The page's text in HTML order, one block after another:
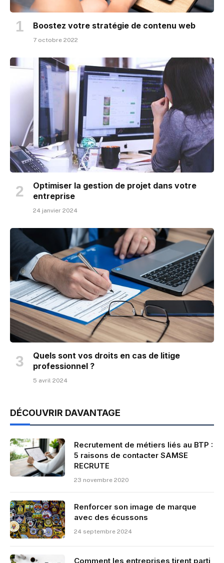
Boostez votre stratégie de contenu web
7 octobre 2022
Optimiser la gestion de projet dans votre
entreprise
24 janvier 2024
Quels sont vos droits en cas de litige
professionnel ?
5 avril 2024
DÉCOUVRIR DAVANTAGE
Recrutement de métiers liés au BTP :
5 raisons de contacter SAMSE
RECRUTE
23 novembre 2020
Renforcer son image de marque
avec des écussons
24 septembre 2024
Comment les entreprises tirent parti